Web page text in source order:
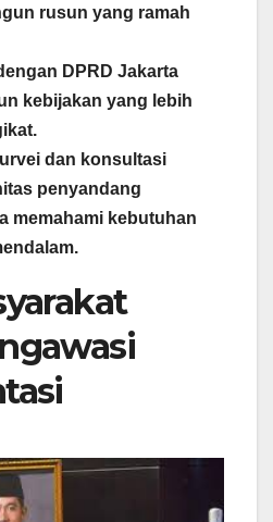
rusun yang ramah
DPRD Jakarta
kebijakan yang lebih
dan konsultasi
penyandang
memahami kebutuhan